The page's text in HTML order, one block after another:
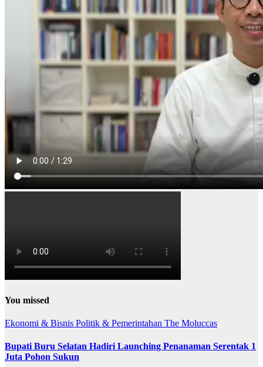
You missed
Ekonomi & Bisnis Politik & Pemerintahan The Moluccas
Bupati Buru Selatan Hadiri Launching Penanaman Serentak 1
Juta Pohon Sukun